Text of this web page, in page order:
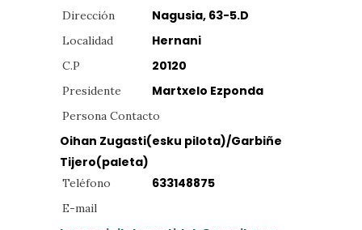
Dirección Nagusia, 63-5.D
Localidad Hernani
C.P 20120
Presidente Martxelo Ezponda
Persona Contacto
Oihan Zugasti(esku pilota)/Garbiñe
Tijero(paleta)
Teléfono 633148875
E-mail